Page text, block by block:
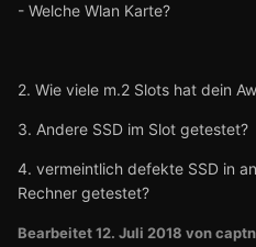
- Welche Wlan Karte?
2. Wie viele m.2 Slots hat dein
3. Andere SSD im Slot getestet?
4. vermeintlich defekte SSD in
Rechner getestet?
Bearbeitet12. Juli 2018 von